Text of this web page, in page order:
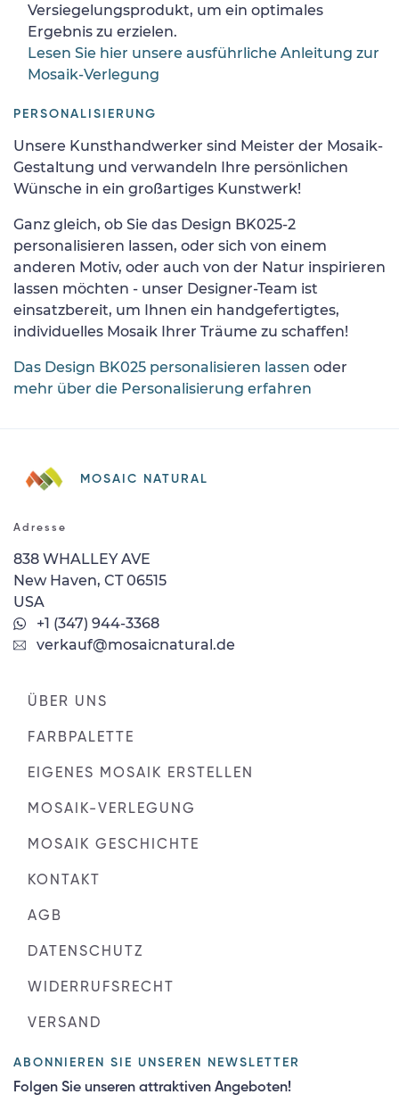
Versiegelungsprodukt, um ein optimales
Ergebnis zu erzielen.
Lesen Sie hier unsere ausführliche Anleitung zur
Mosaik-Verlegung
PERSONALISIERUNG
Unsere Kunsthandwerker sind Meister der Mosaik-
Gestaltung und verwandeln Ihre persönlichen
Wünsche in ein großartiges Kunstwerk!
Ganz gleich, ob Sie das Design BK025-2
personalisieren lassen, oder sich von einem
anderen Motiv, oder auch von der Natur inspirieren
lassen möchten - unser Designer-Team ist
einsatzbereit, um Ihnen ein handgefertigtes,
individuelles Mosaik Ihrer Träume zu schaffen!
Das Design BK025 personalisieren lassen oder
mehr über die Personalisierung erfahren
MOSAIC NATURAL
Adresse
838 WHALLEY AVE
New Haven, CT 06515
USA
+1 (347) 944-3368
verkauf@mosaicnatural.de
ÜBER UNS
FARBPALETTE
EIGENES MOSAIK ERSTELLEN
MOSAIK-VERLEGUNG
MOSAIK GESCHICHTE
KONTAKT
AGB
DATENSCHUTZ
WIDERRUFSRECHT
VERSAND
ABONNIEREN SIE UNSEREN NEWSLETTER
Folgen Sie unseren attraktiven Angeboten!